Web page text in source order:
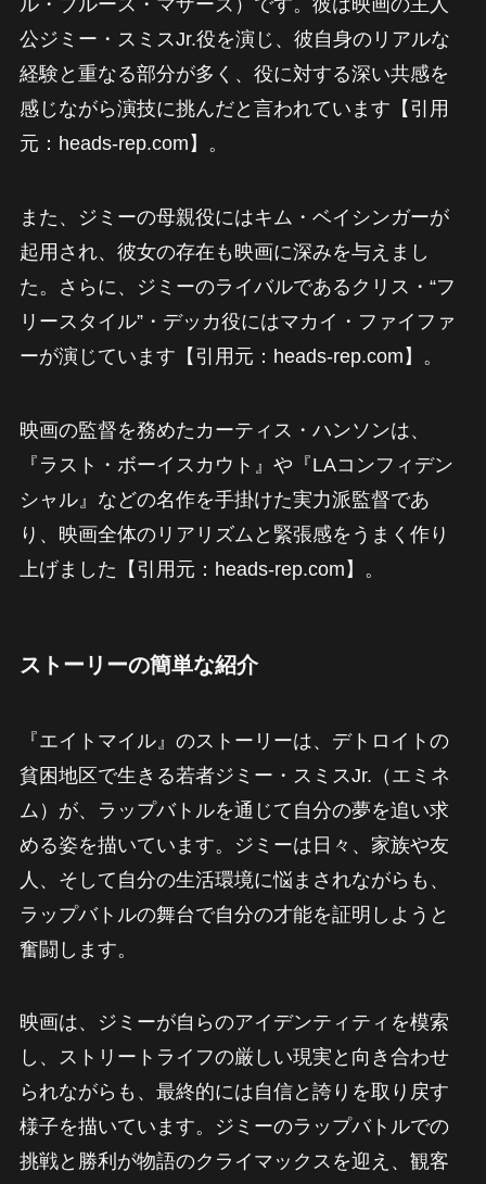
ル・ブルース・マザーズ）です。彼は映画の主人
公ジミー・スミスJr.役を演じ、彼自身のリアルな
経験と重なる部分が多く、役に対する深い共感を
感じながら演技に挑んだと言われています【引用
元：heads-rep.com】。
また、ジミーの母親役にはキム・ベイシンガーが
起用され、彼女の存在も映画に深みを与えまし
た。さらに、ジミーのライバルであるクリス・“フ
リースタイル”・デッカ役にはマカイ・ファイファ
ーが演じています【引用元：heads-rep.com】。
映画の監督を務めたカーティス・ハンソンは、
『ラスト・ボーイスカウト』や『LAコンフィデン
シャル』などの名作を手掛けた実力派監督であ
り、映画全体のリアリズムと緊張感をうまく作り
上げました【引用元：heads-rep.com】。
ストーリーの簡単な紹介
『エイトマイル』のストーリーは、デトロイトの
貧困地区で生きる若者ジミー・スミスJr.（エミネ
ム）が、ラップバトルを通じて自分の夢を追い求
める姿を描いています。ジミーは日々、家族や友
人、そして自分の生活環境に悩まされながらも、
ラップバトルの舞台で自分の才能を証明しようと
奮闘します。
映画は、ジミーが自らのアイデンティティを模索
し、ストリートライフの厳しい現実と向き合わせ
られながらも、最終的には自信と誇りを取り戻す
様子を描いています。ジミーのラップバトルでの
挑戦と勝利が物語のクライマックスを迎え、観客